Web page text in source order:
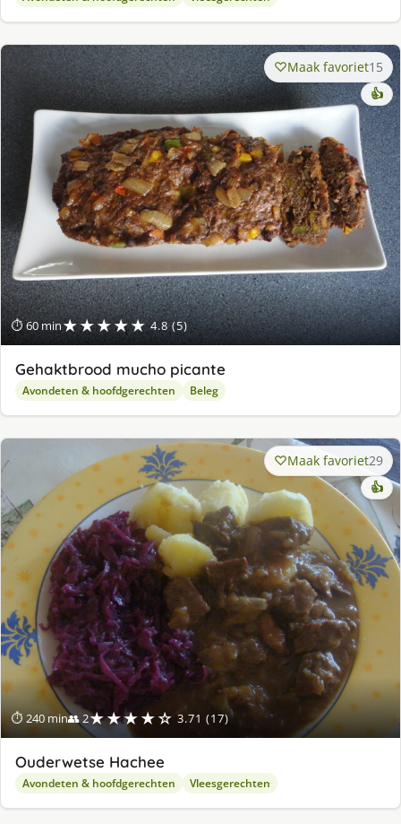
⏱ 60 min★★★★★ 4.8 (5)
Maak favoriet15
👍
Gehaktbrood mucho picante
Avondeten & hoofdgerechten Beleg
⏱ 240 min👥 2★★★★☆ 3.71 (17)
Maak favoriet29
👍
Ouderwetse Hachee
Avondeten & hoofdgerechten Vleesgerechten